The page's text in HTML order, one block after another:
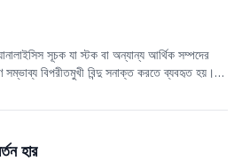
সূচক যা স্টক বা অন্যান্য আর্থিক সম্পদের
সম্ভাব্য বিপরীতমুখী বিন্দু সনাক্ত করতে ব্যবহৃত হয়।
যার মাধ্যমে প্রবণতা বিপরীত হওয়ার সম্ভাবনা অনুমান
হার